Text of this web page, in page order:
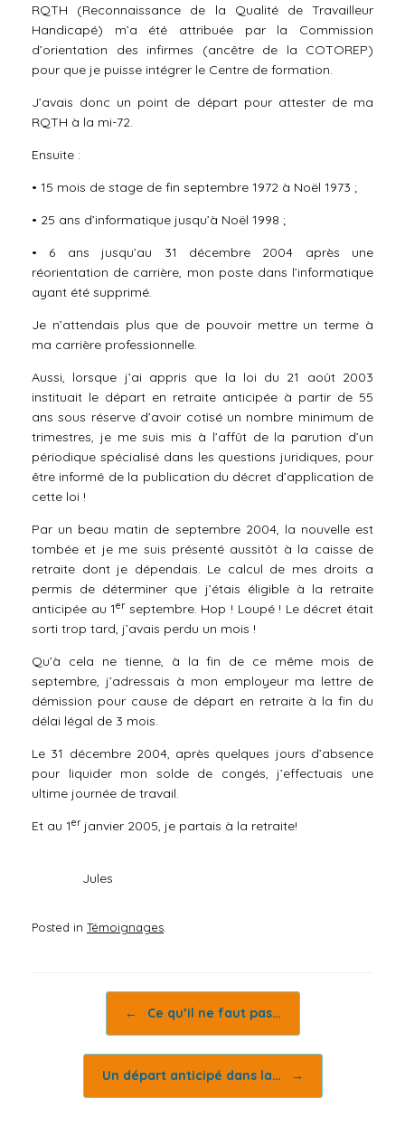
RQTH (Reconnaissance de la Qualité de Travailleur
Handicapé) m’a été attribuée par la Commission
d’orientation des infirmes (ancêtre de la COTOREP)
pour que je puisse intégrer le Centre de formation.
J’avais donc un point de départ pour attester de ma
RQTH à la mi-72.
Ensuite :
• 15 mois de stage de fin septembre 1972 à Noël 1973 ;
• 25 ans d’informatique jusqu’à Noël 1998 ;
• 6 ans jusqu’au 31 décembre 2004 après une
réorientation de carrière, mon poste dans l’informatique
ayant été supprimé.
Je n’attendais plus que de pouvoir mettre un terme à
ma carrière professionnelle.
Aussi, lorsque j’ai appris que la loi du 21 août 2003
instituait le départ en retraite anticipée à partir de 55
ans sous réserve d’avoir cotisé un nombre minimum de
trimestres, je me suis mis à l’affût de la parution d’un
périodique spécialisé dans les questions juridiques, pour
être informé de la publication du décret d’application de
cette loi !
Par un beau matin de septembre 2004, la nouvelle est
tombée et je me suis présenté aussitôt à la caisse de
retraite dont je dépendais. Le calcul de mes droits a
permis de déterminer que j’étais éligible à la retraite
anticipée au 1erseptembre. Hop ! Loupé ! Le décret était
sorti trop tard, j’avais perdu un mois !
Qu’à cela ne tienne, à la fin de ce même mois de
septembre, j’adressais à mon employeur ma lettre de
démission pour cause de départ en retraite à la fin du
délai légal de 3 mois.
Le 31 décembre 2004, après quelques jours d’absence
pour liquider mon solde de congés, j’effectuais une
ultime journée de travail.
Et au 1erjanvier 2005, je partais à la retraite!
Jules
Posted in Témoignages
Post navigation
← Ce qu’il ne faut pas…
Un départ anticipé dans la… →